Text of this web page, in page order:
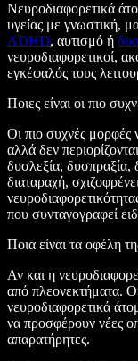
Νευροδιαφορετικά
υγείας με γνωστική,
ADHD, αυτισμό ή
νευροδιαφορετικοί,
εγκέφαλός τους
Ποιες είναι οι πιο
Οι πιο συχνές μορφές
αλλά δεν
δυσλεξία, δυσπραξία,
διαταραχή,
που συνταγογραφεί
Ποια είναι τα οφέλη
Αν και η
από πλεονεκτήματα.
νευροδιαφορετικά
να προσφέρουν νέες
απαρατήρητες.